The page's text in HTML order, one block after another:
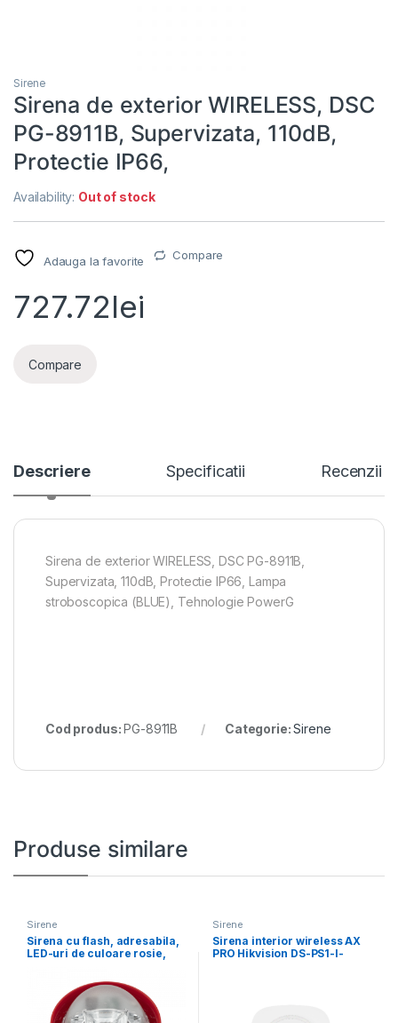
Sirene
Sirena de exterior WIRELESS, DSC
PG-8911B, Supervizata, 110dB,
Protectie IP66,
Availability: Out of stock
Adauga la favorite Compare
727.72lei
Compare
Descriere Specificatii Recenzii
Sirena de exterior WIRELESS, DSC PG-8911B,
Supervizata, 110dB, Protectie IP66, Lampa
stroboscopica (BLUE), Tehnologie PowerG
Cod produs:PG-8911B Categorie:Sirene
Produse similare
Sirene
Sirena cu flash, adresabila,
LED-uri de culoare rosie,
Sirene
Sirena interior wireless AX
PRO Hikvision DS-PS1-I-